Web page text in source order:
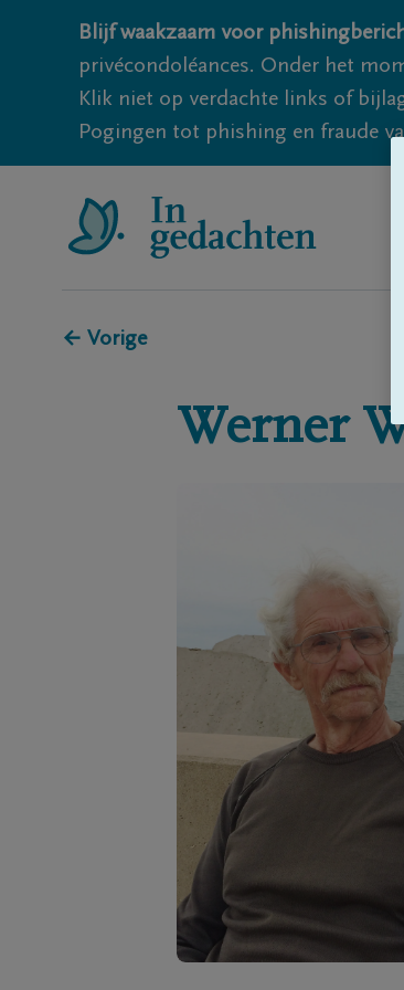
Blijf waakzaam voor
privécondoléances. Onder het
Klik niet op verdachte links of
Pogingen tot phishing en fraude
← Vorige
Werner